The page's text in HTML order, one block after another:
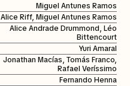
Miguel Antunes Ramos
Alice Riff, Miguel Antunes Ramos
Alice Andrade Drummond, Léo
Bittencourt
Yuri Amaral
Jonathan Macías, Tomás Franco,
Rafael Veríssimo
Fernando Henna